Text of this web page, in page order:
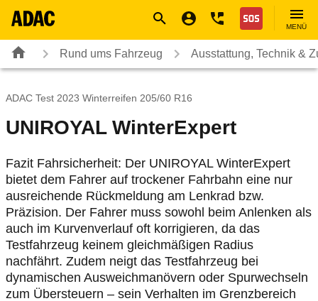
Nothilfe
MENÜ
Rund ums Fahrzeug Ausstattung, Technik &
ADAC Test 2023 Winterreifen 205/60 R16
UNIROYAL WinterExpert
Fazit Fahrsicherheit: Der UNIROYAL WinterExpert
bietet dem Fahrer auf trockener Fahrbahn eine nur
ausreichende Rückmeldung am Lenkrad bzw.
Präzision. Der Fahrer muss sowohl beim Anlenken als
auch im Kurvenverlauf oft korrigieren, da das
Testfahrzeug keinem gleichmäßigen Radius
nachfährt. Zudem neigt das Testfahrzeug bei
dynamischen Ausweichmanövern oder Spurwechseln
zum Übersteuern – sein Verhalten im Grenzbereich